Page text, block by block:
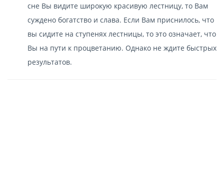
сне Вы видите широкую красивую лестницу, то Вам
суждено богатство и слава. Если Вам приснилось, что
вы сидите на ступенях лестницы, то это означает, что
Вы на пути к процветанию. Однако не ждите быстрых
результатов.